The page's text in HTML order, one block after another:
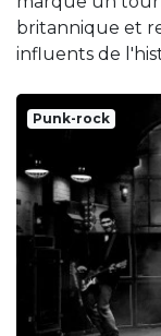
britannique et
influents de
Punk-rock